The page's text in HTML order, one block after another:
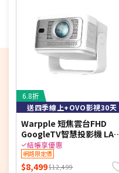
6.8折
送四季線上+OVO影視30天
Warpple 短焦雲台FHD
GoogleTV智慧投影機 LA8
SE*送四季線上+OVO影視
30天 【智慧家庭】
結帳享優惠
網路限定價
$8,499$12,499